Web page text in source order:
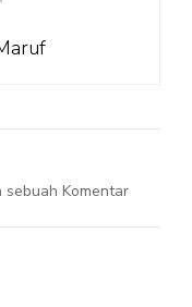
sebuah Komentarpada